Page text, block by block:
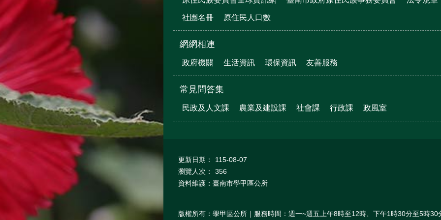
社團名冊 原住民人口數
網網相連
政府機關 生活資訊 環保資訊 友善服務
常見問答集
民政及人文課 農業及建設課 社會課 行政課 政風室
更新日期：
115-08-07
瀏覽人次：
356
資料維護：臺南市學甲區公所
版權所有：學甲區公所｜服務時間：週一~週五上午8時至12時、下午1時30分至5時30